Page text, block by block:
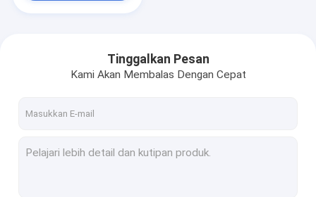
Tinggalkan Pesan
Kami Akan Membalas Dengan Cepat